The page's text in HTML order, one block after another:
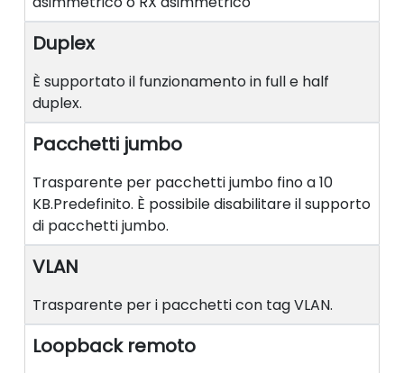
Duplex
È supportato il funzionamento in full e half
duplex.
Pacchetti jumbo
Trasparente per pacchetti jumbo fino a 10
KB.Predefinito. È possibile disabilitare il supporto
di pacchetti jumbo.
VLAN
Trasparente per i pacchetti con tag VLAN.
Loopback remoto